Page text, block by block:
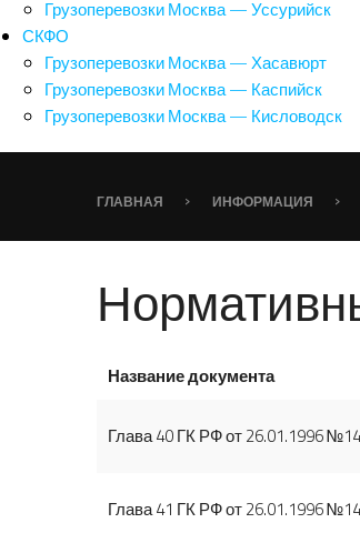
Грузоперевозки Москва — Уссурийск
СКФО
Грузоперевозки Москва — Хасавюрт
Грузоперевозки Москва — Каспийск
Грузоперевозки Москва — Кисловодск
ГЛАВНАЯ › ИНФОРМАЦИЯ ›
Название документа
Глава 40 ГК РФ от 26.01.1996
Глава 41 ГК РФ от 26.01.1996